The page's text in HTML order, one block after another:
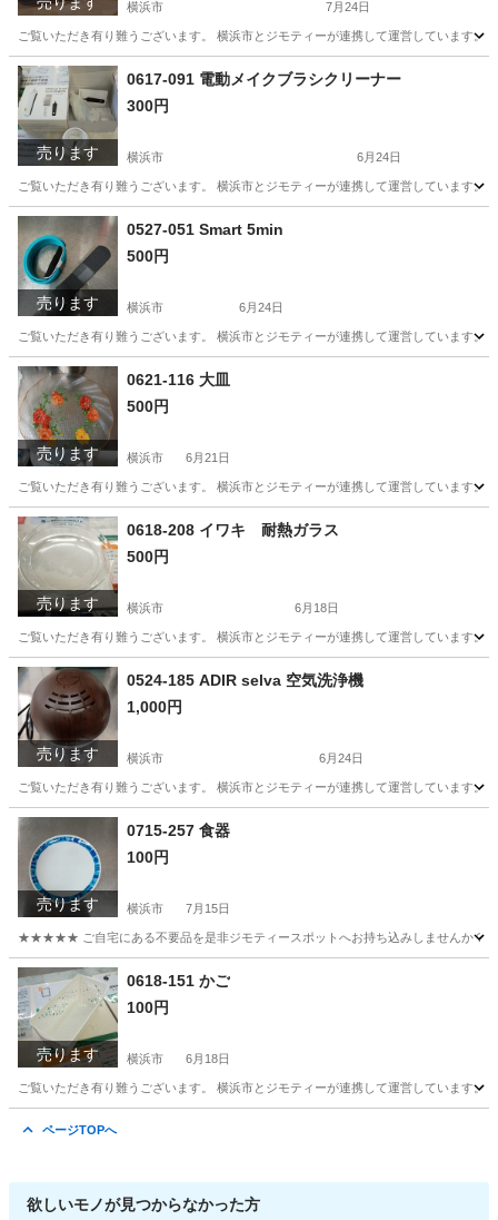
横浜市 7月24日
ご覧いただき有り難うございます。 横浜市とジモティーが連携して運営していま
神奈川 横浜市 リユース
売ります
0617-091 電動メイクブラシクリーナー
300円
横浜市 6月24日
ご覧いただき有り難うございます。 横浜市とジモティーが連携して運営していま
神奈川 横浜市
売ります
0527-051 Smart 5min
500円
横浜市 6月24日
ご覧いただき有り難うございます。 横浜市とジモティーが連携して運営していま
神奈川 横浜市
売ります
0621-116 大皿
500円
横浜市 6月21日
ご覧いただき有り難うございます。 横浜市とジモティーが連携して運営していま
神奈川 横浜市 リユース
売ります
0618-208 イワキ 耐熱ガラス
500円
横浜市 6月18日
ご覧いただき有り難うございます。 横浜市とジモティーが連携して運営していま
神奈川 横浜市
売ります
0524-185 ADIR selva 空気洗浄機
1,000円
横浜市 6月24日
ご覧いただき有り難うございます。 横浜市とジモティーが連携して運営していま
神奈川 横浜市 季節、空調家電
売ります
0715-257 食器
100円
横浜市 7月15日
★★★★★ ご自宅にある不要品を是非ジモティースポットへお持ち込みしませんか？
神奈川 横浜市 現地
売ります
0618-151 かご
100円
横浜市 6月18日
ご覧いただき有り難うございます。 横浜市とジモティーが連携して運営していま
ページTOPへ
欲しいモノが見つからなかった方